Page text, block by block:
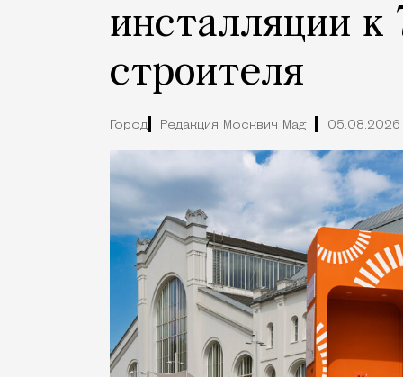
инсталляции к
строителя
Город Редакция Москвич Mag 05.08.2026